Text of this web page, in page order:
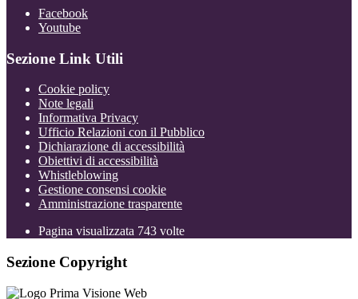
Facebook
Youtube
Sezione Link Utili
Cookie policy
Note legali
Informativa Privacy
Ufficio Relazioni con il Pubblico
Dichiarazione di accessibilità
Obiettivi di accessibilità
Whistleblowing
Gestione consensi cookie
Amministrazione trasparente
Pagina visualizzata 743 volte
Sezione Copyright